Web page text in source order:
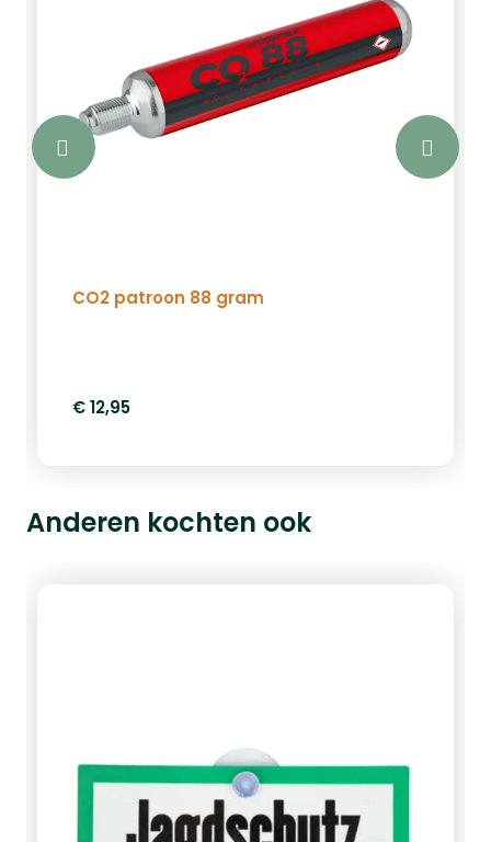
CO2 patroon 88 gram
€ 12,95
Anderen kochten ook